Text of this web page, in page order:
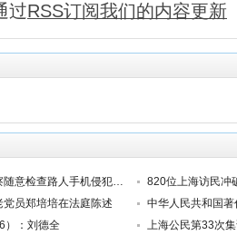
过RSS订阅我们的内容更新
关于要求查处个别北京警察随意检查路人手机侵犯公民通信自由和通信秘密权利的举报信
员郑培培在法庭陈述
中华人民共和国著
）：刘德全
上海公民第33次